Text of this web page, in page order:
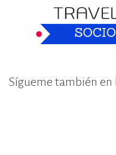
Sígueme también en